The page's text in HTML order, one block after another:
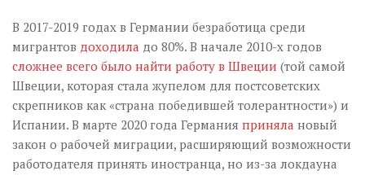
В 2017-2019 годах в Германии безработица среди
мигрантов доходила до 80%. В начале 2010-х годов
сложнее всего было найти работу в Швеции (той самой
Швеции, которая стала жупелом для постсоветских
скрепников как «страна победившей толерантности») и
Испании. В марте 2020 года Германия приняла новый
закон о рабочей миграции, расширяющий возможности
работодателя принять иностранца, но из-за локдауна